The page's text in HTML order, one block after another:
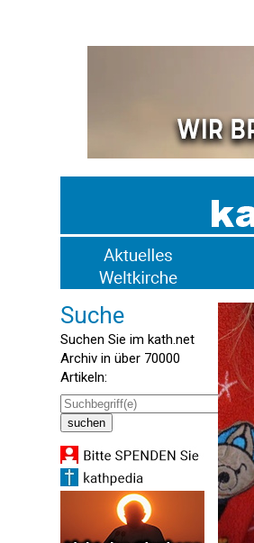
Suche
Suchen Sie im kath.net
Archiv in über 70000
Artikeln: